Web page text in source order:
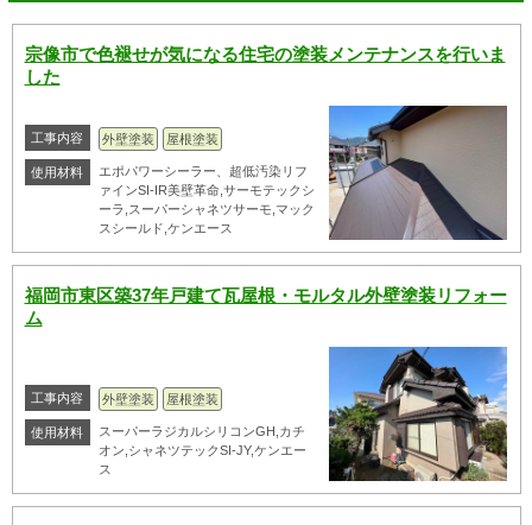
宗像市で色褪せが気になる住宅の塗装メンテナンスを行いま
した
工事内容 外壁塗装 屋根塗装
使用材料
エポパワーシーラー、超低汚染リフ
ァインSI-IR美壁革命,サーモテックシ
ーラ,スーパーシャネツサーモ,マック
スシールド,ケンエース
福岡市東区築37年戸建て瓦屋根・モルタル外壁塗装リフォー
ム
工事内容 外壁塗装 屋根塗装
使用材料
スーパーラジカルシリコンGH,カチ
オン,シャネツテックSI-JY,ケンエー
ス